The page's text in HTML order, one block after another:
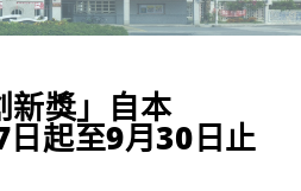
新獎」自本
日起至9月30日止